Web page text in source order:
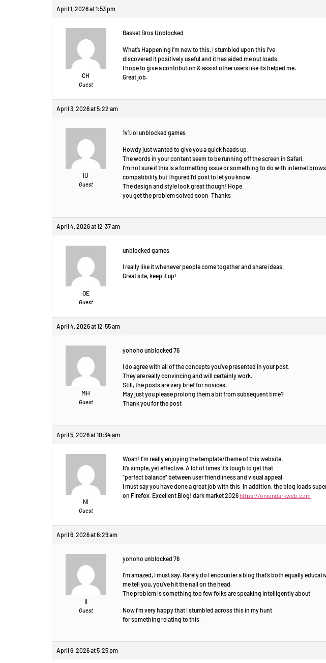
April 1, 2026 at 1:53 pm
CH
Guest
Basket Bros Unblocked
What’s Happening i’m new to this, I stumbled upon this I’ve
discovered It positively useful and it has aided me out loads.
I hope to give a contribution & assist other users like its helped me.
Great job.
April 3, 2026 at 5:22 am
IU
Guest
1v1.lol unblocked games
Howdy just wanted to give you a quick heads up.
The words in your content seem to be running off the screen in Safari.
I’m not sure if this is a formatting issue or something to do with internet
compatibility but I figured I’d post to let you know.
The design and style look great though! Hope
you get the problem solved soon. Thanks
April 4, 2026 at 12:37 am
OE
Guest
unblocked games
I really like it whenever people come together and share ideas.
Great site, keep it up!
April 4, 2026 at 12:55 am
MH
Guest
yohoho unblocked 76
I do agree with all of the concepts you’ve presented in your post.
They are really convincing and will certainly work.
Still, the posts are very brief for novices.
May just you please prolong them a bit from subsequent time?
Thank you for the post.
April 5, 2026 at 10:34 am
NI
Guest
Woah! I’m really enjoying the template/theme of this website.
It’s simple, yet effective. A lot of times it’s tough to get that
“perfect balance” between user friendliness and visual appeal.
I must say you have done a great job with this. In addition, the blog loads
on Firefox. Excellent Blog! dark market 2026 https://oniondarkweb.com
April 6, 2026 at 6:29 am
II
Guest
yohoho unblocked 76
I’m amazed, I must say. Rarely do I encounter a blog that’s both equally
me tell you, you’ve hit the nail on the head.
The problem is something too few folks are speaking intelligently about.
Now i’m very happy that I stumbled across this in my hunt
for something relating to this.
April 6, 2026 at 5:25 pm